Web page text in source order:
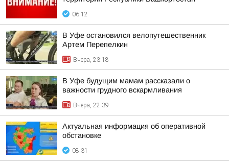
06:12
В Уфе остановился велопутешественник
Артем Перепелкин
Вчера, 23:18
В Уфе будущим мамам рассказали о
важности грудного вскармливания
Вчера, 22:39
Актуальная информация об оперативной
обстановке
08:31